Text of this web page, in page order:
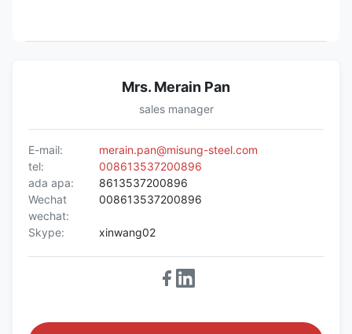
Mrs. Merain Pan
sales manager
E-mail:
merain.pan@misung-steel.com
tel:
008613537200896
ada apa:
8613537200896
Wechat
wechat:
008613537200896
Skype: xinwang02